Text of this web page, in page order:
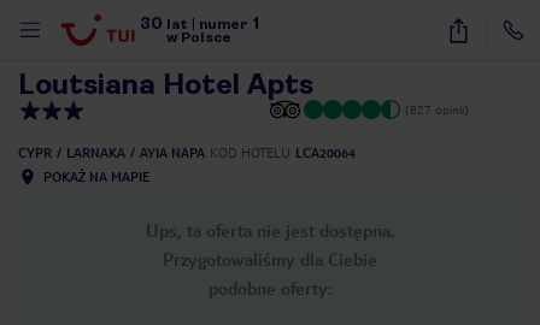
30 lat numer 1
w Polsce
29
Loutsiana Hotel Apts
(827 opinii)
CYPR LARNAKA AYIA NAPA KOD HOTELU LCA20064
POKAŻ NA MAPIE
Ups, ta oferta nie jest dostępna.
Przygotowaliśmy dla Ciebie
podobne oferty: